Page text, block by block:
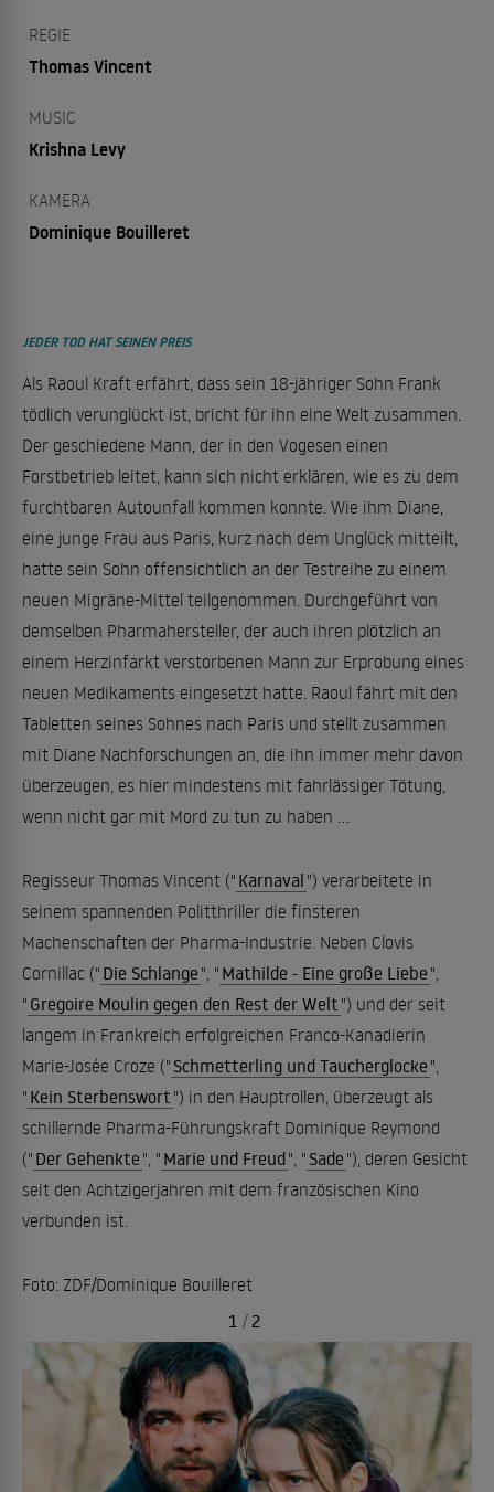
REGIE
Thomas Vincent
MUSIC
Krishna Levy
KAMERA
Dominique Bouilleret
JEDER TOD HAT SEINEN PREIS
Als Raoul Kraft erfährt, dass sein 18-jähriger Sohn Frank
tödlich verunglückt ist, bricht für ihn eine Welt zusammen.
Der geschiedene Mann, der in den Vogesen einen
Forstbetrieb leitet, kann sich nicht erklären, wie es zu dem
furchtbaren Autounfall kommen konnte. Wie ihm Diane,
eine junge Frau aus Paris, kurz nach dem Unglück mitteilt,
hatte sein Sohn offensichtlich an der Testreihe zu einem
neuen Migräne-Mittel teilgenommen. Durchgeführt von
demselben Pharmahersteller, der auch ihren plötzlich an
einem Herzinfarkt verstorbenen Mann zur Erprobung eines
neuen Medikaments eingesetzt hatte. Raoul fährt mit den
Tabletten seines Sohnes nach Paris und stellt zusammen
mit Diane Nachforschungen an, die ihn immer mehr davon
überzeugen, es hier mindestens mit fahrlässiger Tötung,
wenn nicht gar mit Mord zu tun zu haben ...
Regisseur Thomas Vincent (" Karnaval ") verarbeitete in
seinem spannenden Politthriller die finsteren
Machenschaften der Pharma-Industrie. Neben Clovis
Cornillac (" Die Schlange ", " Mathilde - Eine große Liebe ",
" Gregoire Moulin gegen den Rest der Welt ") und der seit
langem in Frankreich erfolgreichen Franco-Kanadierin
Marie-Josée Croze (" Schmetterling und Taucherglocke ",
" Kein Sterbenswort ") in den Hauptrollen, überzeugt als
schillernde Pharma-Führungskraft Dominique Reymond
(" Der Gehenkte ", " Marie und Freud", " Sade "), deren Gesicht
seit den Achtzigerjahren mit dem französischen Kino
verbunden ist.
Foto: ZDF/Dominique Bouilleret
1 / 2